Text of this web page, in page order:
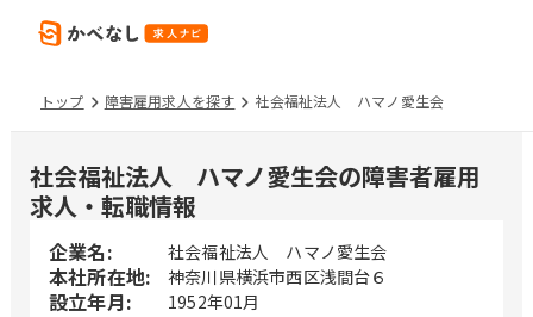
トップ 障害雇用求人を探す 社会福祉法人 ハマノ愛生会
社会福祉法人 ハマノ愛生会の障害者雇用
求人・転職情報
企業名: 社会福祉法人 ハマノ愛生会
本社所在地: 神奈川県横浜市西区浅間台６
設立年月: 1952年01月